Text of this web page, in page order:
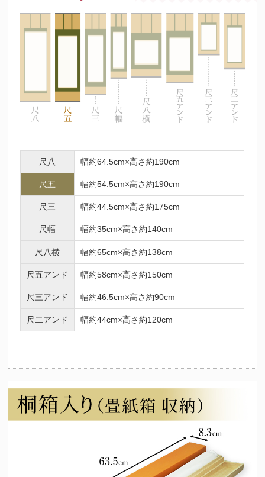
尺八 幅約64.5cm×高さ約190cm
尺五 幅約54.5cm×高さ約190cm
尺三 幅約44.5cm×高さ約175cm
尺幅 幅約35cm×高さ約140cm
尺八横 幅約65cm×高さ約138cm
尺五アンド 幅約58cm×高さ約150cm
尺三アンド 幅約46.5cm×高さ約90cm
尺二アンド 幅約44cm×高さ約120cm